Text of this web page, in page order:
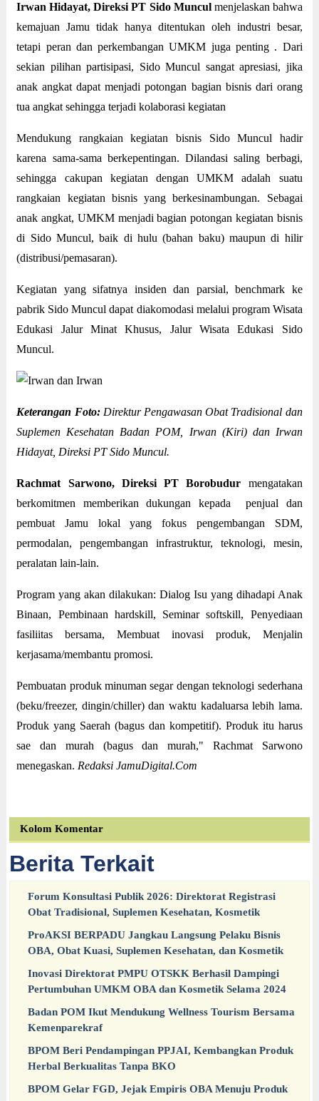
Irwan Hidayat, Direksi PT Sido Munculmenjelaskan bahwa
kemajuan Jamu tidak hanya ditentukan oleh industri besar,
tetapi peran dan perkembangan UMKM juga penting . Dari
sekian pilihan partisipasi, Sido Muncul sangat apresiasi, jika
anak angkat dapat menjadi potongan bagian bisnis dari orang
tua angkat sehingga terjadi kolaborasi kegiatan
Mendukung rangkaian kegiatan bisnis Sido Muncul hadir
karena sama-sama berkepentingan. Dilandasi saling berbagi,
sehingga cakupan kegiatan dengan UMKM adalah suatu
rangkaian kegiatan bisnis yang berkesinambungan. Sebagai
anak angkat, UMKM menjadi bagian potongan kegiatan bisnis
di Sido Muncul, baik di hulu (bahan baku) maupun di hilir
(distribusi/pemasaran).
Kegiatan yang sifatnya insiden dan parsial, benchmark ke
pabrik Sido Muncul dapat diakomodasi melalui program Wisata
Edukasi Jalur Minat Khusus, Jalur Wisata Edukasi Sido
Muncul.
Keterangan Foto: Direktur Pengawasan Obat Tradisional dan
Suplemen Kesehatan Badan POM, Irwan (Kiri) dan Irwan
Hidayat, Direksi PT Sido Muncul.
Rachmat Sarwono, Direksi PT Borobudur mengatakan
berkomitmen memberikan dukungan kepada penjual dan
pembuat Jamu lokal yang fokus pengembangan SDM,
permodalan, pengembangan infrastruktur, teknologi, mesin,
peralatan lain-lain.
Program yang akan dilakukan: Dialog Isu yang dihadapi Anak
Binaan, Pembinaan hardskill, Seminar softskill, Penyediaan
fasiliitas bersama, Membuat inovasi produk, Menjalin
kerjasama/membantu promosi.
Pembuatan produk minuman segar dengan teknologi sederhana
(beku/freezer, dingin/chiller) dan waktu kadaluarsa lebih lama.
Produk yang Saerah (bagus dan kompetitif). Produk itu harus
sae dan murah (bagus dan murah," Rachmat Sarwono
menegaskan.Redaksi JamuDigital.Com
Kolom Komentar
Berita Terkait
Forum Konsultasi Publik 2026: Direktorat Registrasi
Obat Tradisional, Suplemen Kesehatan, Kosmetik
ProAKSI BERPADU Jangkau Langsung Pelaku Bisnis
OBA, Obat Kuasi, Suplemen Kesehatan, dan Kosmetik
Inovasi Direktorat PMPU OTSKK Berhasil Dampingi
Pertumbuhan UMKM OBA dan Kosmetik Selama 2024
Badan POM Ikut Mendukung Wellness Tourism Bersama
Kemenparekraf
BPOM Beri Pendampingan PPJAI, Kembangkan Produk
Herbal Berkualitas Tanpa BKO
BPOM Gelar FGD, Jejak Empiris OBA Menuju Produk